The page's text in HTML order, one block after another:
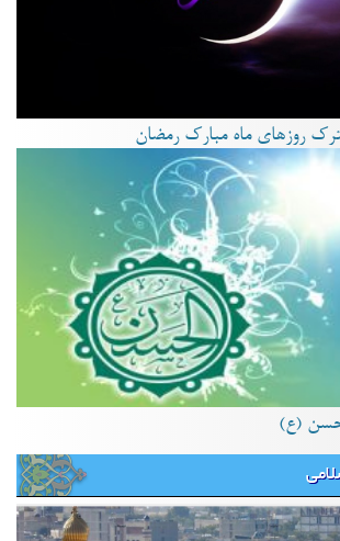
روزهای ماه مبارک رمضان
حسن (ع)